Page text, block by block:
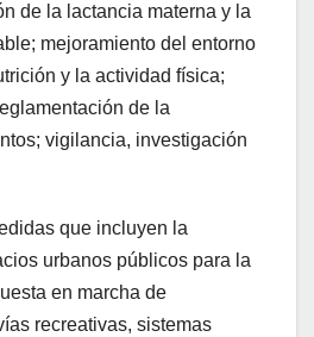
de la lactancia materna y la
mejoramiento del entorno
y la actividad física;
de la
vigilancia, investigación
que incluyen la
urbanos públicos para la
en marcha de
recreativas, sistemas